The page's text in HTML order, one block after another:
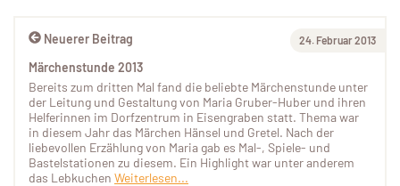
Neuerer Beitrag 24. Februar 2013
Märchenstunde 2013
Bereits zum dritten Mal fand die beliebte Märchenstunde unter
der Leitung und Gestaltung von Maria Gruber-Huber und ihren
Helferinnen im Dorfzentrum in Eisengraben statt. Thema war
in diesem Jahr das Märchen Hänsel und Gretel. Nach der
liebevollen Erzählung von Maria gab es Mal-, Spiele- und
Bastelstationen zu diesem. Ein Highlight war unter anderem
das Lebkuchen Weiterlesen...